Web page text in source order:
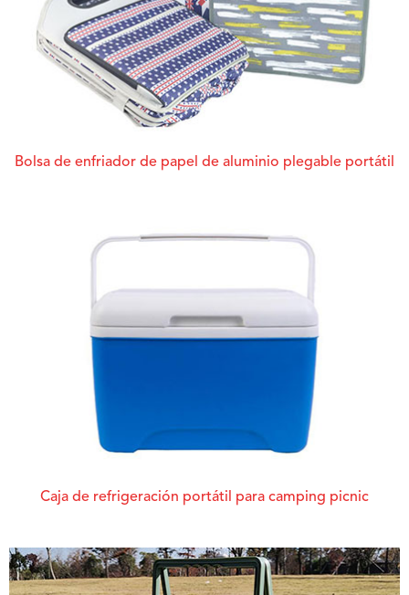
Bolsa de enfriador de papel de aluminio plegable portátil
Caja de refrigeración portátil para camping picnic